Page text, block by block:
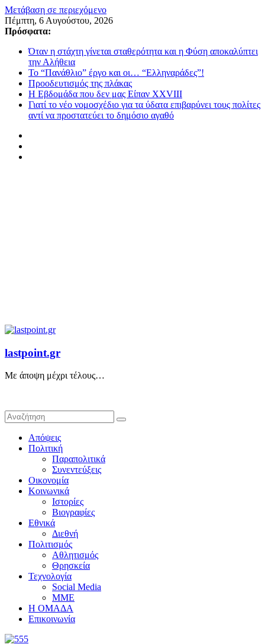
Μετάβαση σε περιεχόμενο
Πέμπτη, 6 Αυγούστου, 2026
Πρόσφατα:
Όταν η στάχτη γίνεται σταθερότητα και η Φύση αποκαλύπτει
την Αλήθεια
Το “Πανάθλιο” έργο και οι… “Ελληναράδες”!
Προοδευτισμός της πλάκας
Η Εβδομάδα που δεν μας Είπαν XXVIII
Γιατί το νέο νομοσχέδιο για τα ύδατα επιβαρύνει τους πολίτες
αντί να προστατεύει το δημόσιο αγαθό
lastpoint.gr
Με άποψη μέχρι τέλους…
Απόψεις
Πολιτική
Παραπολιτικά
Συνεντεύξεις
Οικονομία
Κοινωνικά
Ιστορίες
Βιογραφίες
Εθνικά
Διεθνή
Πολιτισμός
Αθλητισμός
Θρησκεία
Τεχνολογία
Social Media
ΜΜΕ
Η ΟΜΑΔΑ
Επικοινωνία